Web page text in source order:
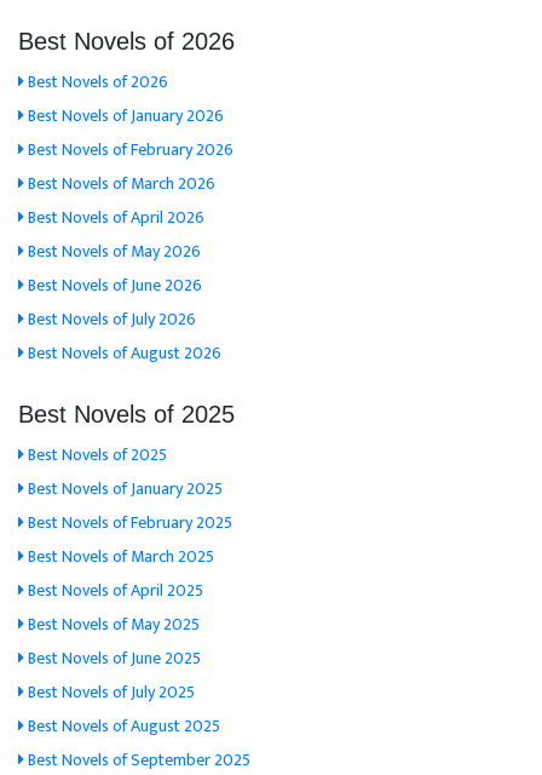
Best Novels of 2026
Best Novels of 2026
Best Novels of January 2026
Best Novels of February 2026
Best Novels of March 2026
Best Novels of April 2026
Best Novels of May 2026
Best Novels of June 2026
Best Novels of July 2026
Best Novels of August 2026
Best Novels of 2025
Best Novels of 2025
Best Novels of January 2025
Best Novels of February 2025
Best Novels of March 2025
Best Novels of April 2025
Best Novels of May 2025
Best Novels of June 2025
Best Novels of July 2025
Best Novels of August 2025
Best Novels of September 2025